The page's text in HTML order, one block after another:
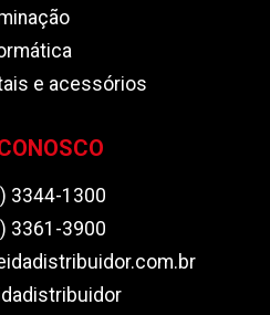
e acessórios
3344-1300
3361-3900